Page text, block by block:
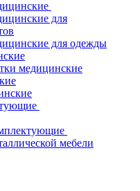
для
для одежды
медицинские
мебели